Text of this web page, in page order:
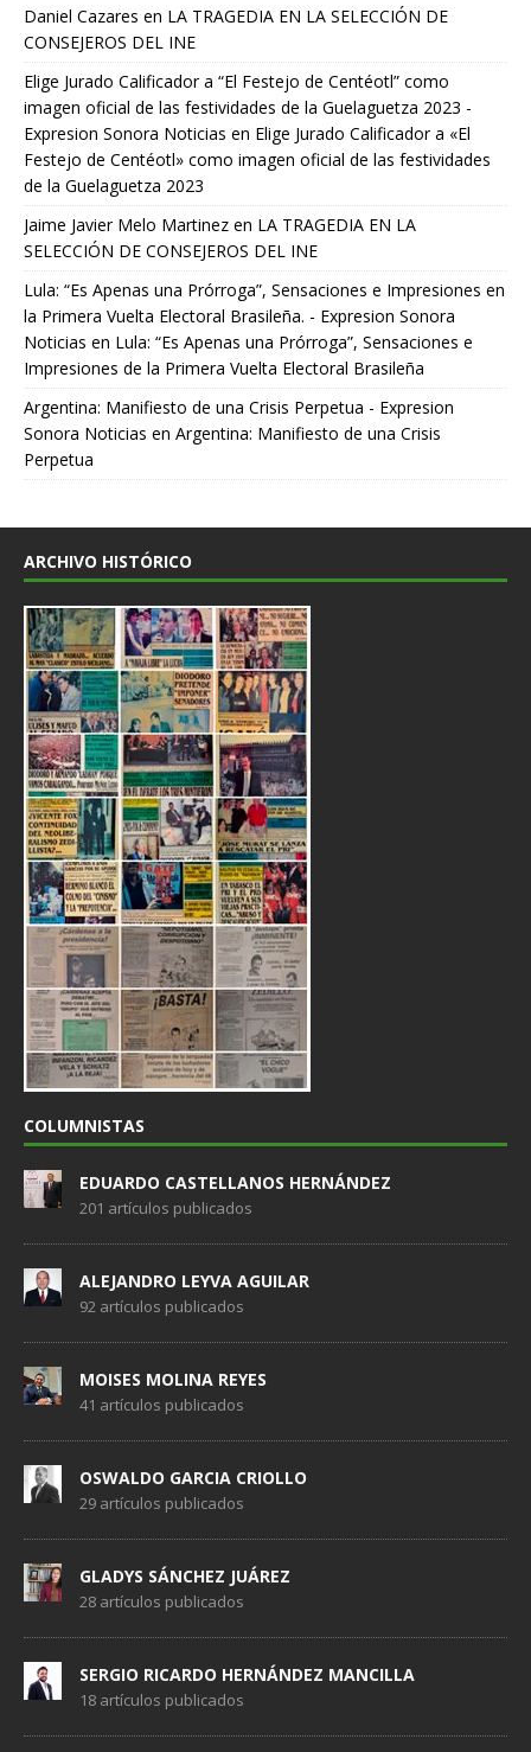
Daniel Cazares en LA TRAGEDIA EN LA SELECCIÓN DE
CONSEJEROS DEL INE
Elige Jurado Calificador a “El Festejo de Centéotl” como
imagen oficial de las festividades de la Guelaguetza 2023 -
Expresion Sonora Noticias en Elige Jurado Calificador a «El
Festejo de Centéotl» como imagen oficial de las festividades
de la Guelaguetza 2023
Jaime Javier Melo Martinez en LA TRAGEDIA EN LA
SELECCIÓN DE CONSEJEROS DEL INE
Lula: “Es Apenas una Prórroga”, Sensaciones e Impresiones en
la Primera Vuelta Electoral Brasileña. - Expresion Sonora
Noticias en Lula: “Es Apenas una Prórroga”, Sensaciones e
Impresiones de la Primera Vuelta Electoral Brasileña
Argentina: Manifiesto de una Crisis Perpetua - Expresion
Sonora Noticias en Argentina: Manifiesto de una Crisis
Perpetua
ARCHIVO HISTÓRICO
COLUMNISTAS
EDUARDO CASTELLANOS HERNÁNDEZ
201 artículos publicados
ALEJANDRO LEYVA AGUILAR
92 artículos publicados
MOISES MOLINA REYES
41 artículos publicados
OSWALDO GARCIA CRIOLLO
29 artículos publicados
GLADYS SÁNCHEZ JUÁREZ
28 artículos publicados
SERGIO RICARDO HERNÁNDEZ MANCILLA
18 artículos publicados